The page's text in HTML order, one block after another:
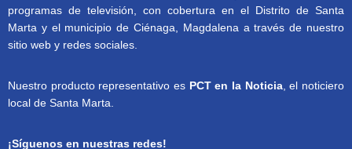
programas de televisión, con cobertura en el Distrito de Santa
Marta y el municipio de Ciénaga, Magdalena a través de nuestro
sitio web y redes sociales.
Nuestro producto representativo es PCT en la Noticia, el noticiero
local de Santa Marta.
¡Síguenos en nuestras redes!